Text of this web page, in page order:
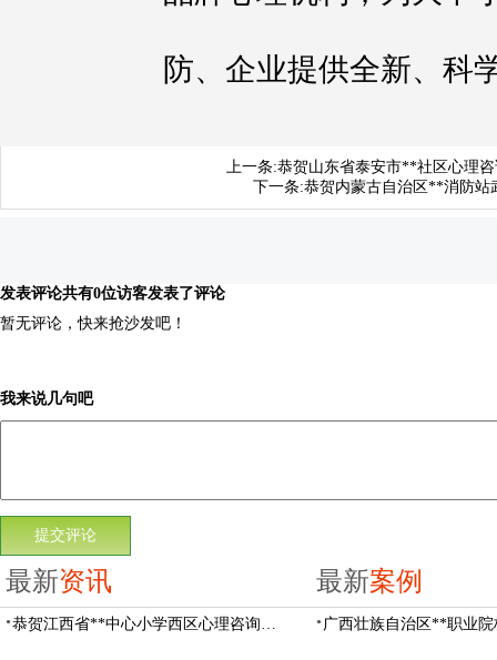
防、企业提供全新、科
上一条:恭贺山东省泰安市**社区心理
下一条:恭贺内蒙古自治区**消防站
发表评论共有0位访客发表了评论
暂无评论，快来抢沙发吧！
我来说几句吧
最新资讯
恭贺江西省**中心小学西区心理咨询教室设备采购项目由阳光心健代理商中标
最新案例